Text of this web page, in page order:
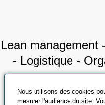
Lean management
- Logistique -
Nous utilisons des cookies
mesurer l'audience du site.